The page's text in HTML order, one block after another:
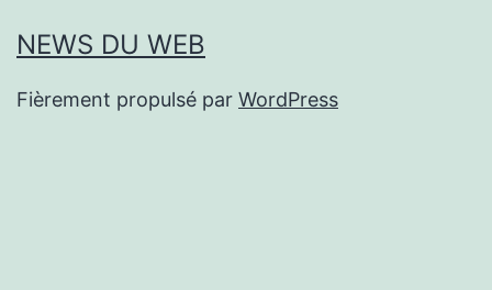
NEWS DU WEB
Fièrement propulsé par WordPress